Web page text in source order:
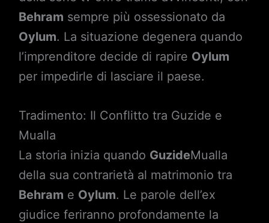
Behram sempre più ossessionato da
Oylum. La situazione degenera quando
l’imprenditore decide di rapire Oylum
per impedirle di lasciare il paese.
Tradimento: Il Conflitto tra Guzide e
Mualla
La storia inizia quando GuzideMualla
della sua contrarietà al matrimonio tra
Behram e Oylum. Le parole dell’ex
giudice feriranno profondamente la